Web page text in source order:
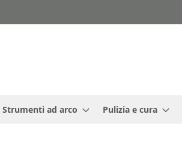
Strumenti ad arco Pulizia e cura